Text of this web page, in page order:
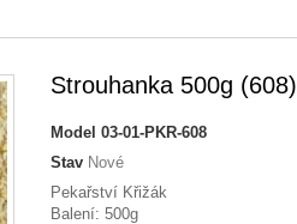
Strouhanka 500g (608)
Model 03-01-PKR-608
Stav Nové
Pekařství Křižák
Balení: 500g